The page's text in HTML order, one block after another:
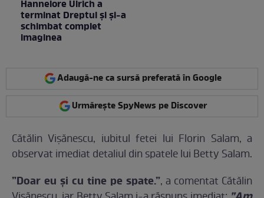
Hannelore Ulrich a
terminat Dreptul și și-a
schimbat complet
imaginea
Adaugă-ne ca sursă preferată în Google
Urmărește SpyNews pe Discover
Cătălin Vișănescu, iubitul fetei lui Florin Salam, a
observat imediat detaliul din spatele lui Betty Salam.
”Doar eu și cu tine pe spate.”, a comentat Cătălin